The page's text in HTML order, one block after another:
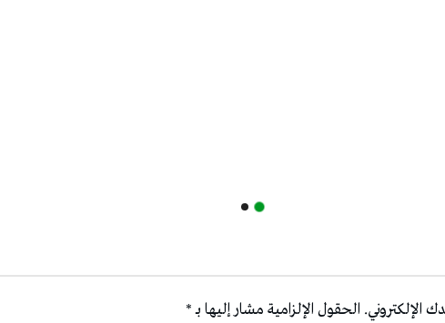
الإلكتروني. الحقول الإلزامية مشار إليها بـ*